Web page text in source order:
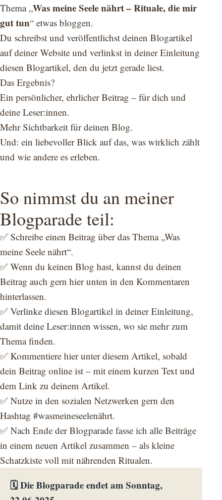
Thema „Was meine Seele nährt – Rituale, die mir
gut tun“ etwas bloggen.
Du schreibst und veröffentlichst deinen Blogartikel
auf deiner Website und verlinkst in deiner Einleitung
diesen Blogartikel, den du jetzt gerade liest.
Das Ergebnis?
Ein persönlicher, ehrlicher Beitrag – für dich und
deine Leser:innen.
Mehr Sichtbarkeit für deinen Blog.
Und: ein liebevoller Blick auf das, was wirklich zählt
und wie andere es erleben.
So nimmst du an meiner
Blogparade teil:
✅ Schreibe einen Beitrag über das Thema „Was
meine Seele nährt“.
✅ Wenn du keinen Blog hast, kannst du deinen
Beitrag auch gern hier unten in den Kommentaren
hinterlassen.
✅ Verlinke diesen Blogartikel in deiner Einleitung,
damit deine Leser:innen wissen, wo sie mehr zum
Thema finden.
✅ Kommentiere hier unter diesem Artikel, sobald
dein Beitrag online ist – mit einem kurzen Text und
dem Link zu deinem Artikel.
✅ Nutze in den sozialen Netzwerken gern den
Hashtag #wasmeineseelenährt.
✅ Nach Ende der Blogparade fasse ich alle Beiträge
in einem neuen Artikel zusammen – als kleine
Schatzkiste voll mit nährenden Ritualen.
🗓️ Die Blogparade endet am Sonntag,